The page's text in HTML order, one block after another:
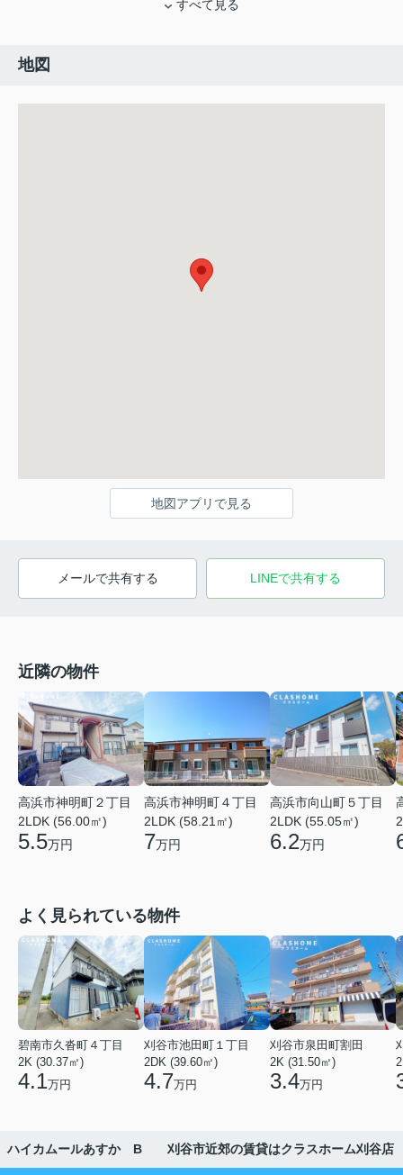
すべて見る
地図
地図アプリで見る
メールで共有する LINEで共有する
近隣の物件
高浜市神明町２丁目
2LDK (56.00㎡)
5.5万円
高浜市神明町４丁目
2LDK (58.21㎡)
7万円
高浜市向山町５丁目
2LDK (55.05㎡)
6.2万円
よく見られている物件
碧南市久沓町４丁目
2K (30.37㎡)
4.1万円
刈谷市池田町１丁目
2DK (39.60㎡)
4.7万円
刈谷市泉田町割田
2K (31.50㎡)
3.4万円
ハイカムールあすか B 刈谷市近郊の賃貸はクラスホーム刈谷店